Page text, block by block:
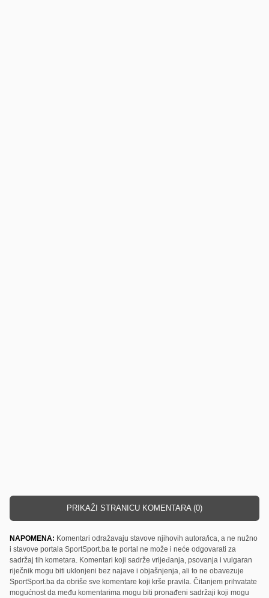
PRIKAŽI STRANICU KOMENTARA (0)
NAPOMENA: Komentari odražavaju stavove njihovih autora/ica, a ne nužno
i stavove portala SportSport.ba te portal ne može i neće odgovarati za
sadržaj tih kometara. Komentari koji sadrže vrijeđanja, psovanja i vulgaran
riječnik mogu biti uklonjeni bez najave i objašnjenja, ali to ne obavezuje
SportSport.ba da obriše sve komentare koji krše pravila. Čitanjem prihvatate
mogućnost da među komentarima mogu biti pronađeni sadržaji koji mogu